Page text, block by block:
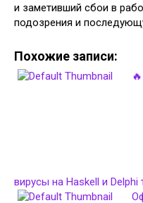
и заметивший сбои в
подозрения и
Похожие записи:
вирусы на Haskell и Delphi